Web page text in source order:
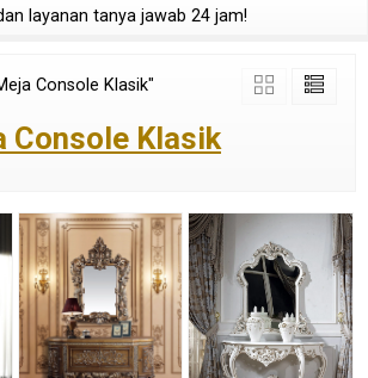
layanan tanya jawab 24 jam!
Console Klasik"
Console Klasik